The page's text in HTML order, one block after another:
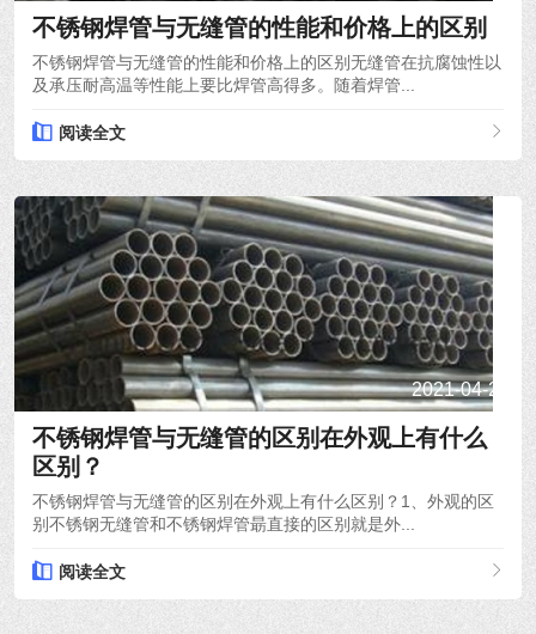
不锈钢焊管与无缝管的性能和价格上的区别
不锈钢焊管与无缝管的性能和价格上的区别无缝管在抗腐蚀性以
及承压耐高温等性能上要比焊管高得多。随着焊管...
阅读全文
2021-04-20
不锈钢焊管与无缝管的区别在外观上有什么
区别？
不锈钢焊管与无缝管的区别在外观上有什么区别？1、外观的区
别不锈钢无缝管和不锈钢焊管朂直接的区别就是外...
阅读全文